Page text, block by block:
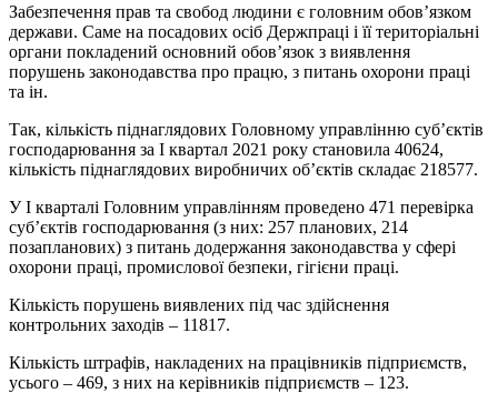
Забезпечення прав та свобод людини є головним обов’язком
держави. Саме на посадових осіб Держпраці і її територіальні
органи покладений основний обов’язок з виявлення
порушень законодавства про працю, з питань охорони праці
та ін.
Так, кількість піднаглядових Головному управлінню суб’єктів
господарювання за І квартал 2021 року становила 40624,
кількість піднаглядових виробничих об’єктів складає 218577.
У І кварталі Головним управлінням проведено 471 перевірка
суб’єктів господарювання (з них: 257 планових, 214
позапланових) з питань додержання законодавства у сфері
охорони праці, промислової безпеки, гігієни праці.
Кількість порушень виявлених під час здійснення
контрольних заходів – 11817.
Кількість штрафів, накладених на працівників підприємств,
усього – 469, з них на керівників підприємств – 123.